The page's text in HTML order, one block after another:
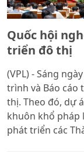
Quốc hội
triển đô thị
(VPL) - Sáng
trình và Báo cáo
thị. Theo đó, dự
khuôn khổ pháp
phát triển các